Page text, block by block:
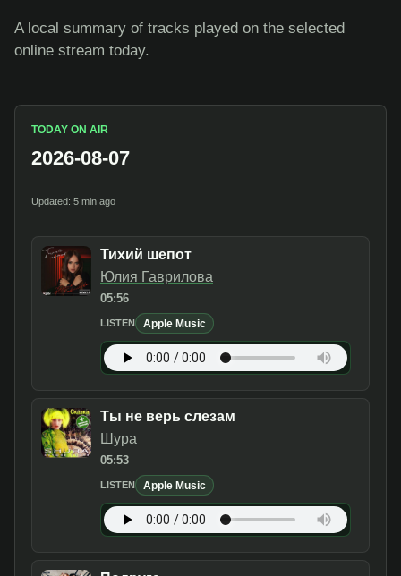
A local summary of tracks played on the selected
online stream today.
TODAY ON AIR
2026-08-07
Updated: 5 min ago
Тихий шепот
Юлия Гаврилова
05:56
LISTEN Apple Music
Ты не верь слезам
Шура
05:53
LISTEN Apple Music